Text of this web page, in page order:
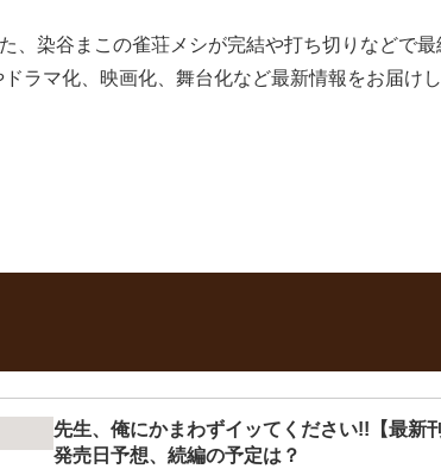
、染谷まこの雀荘メシが完結や打ち切りなどで最
ラマ化、映画化、舞台化など最新情報をお届け
先生、俺にかまわずイッてください!!【最新
発売日予想、続編の予定は？